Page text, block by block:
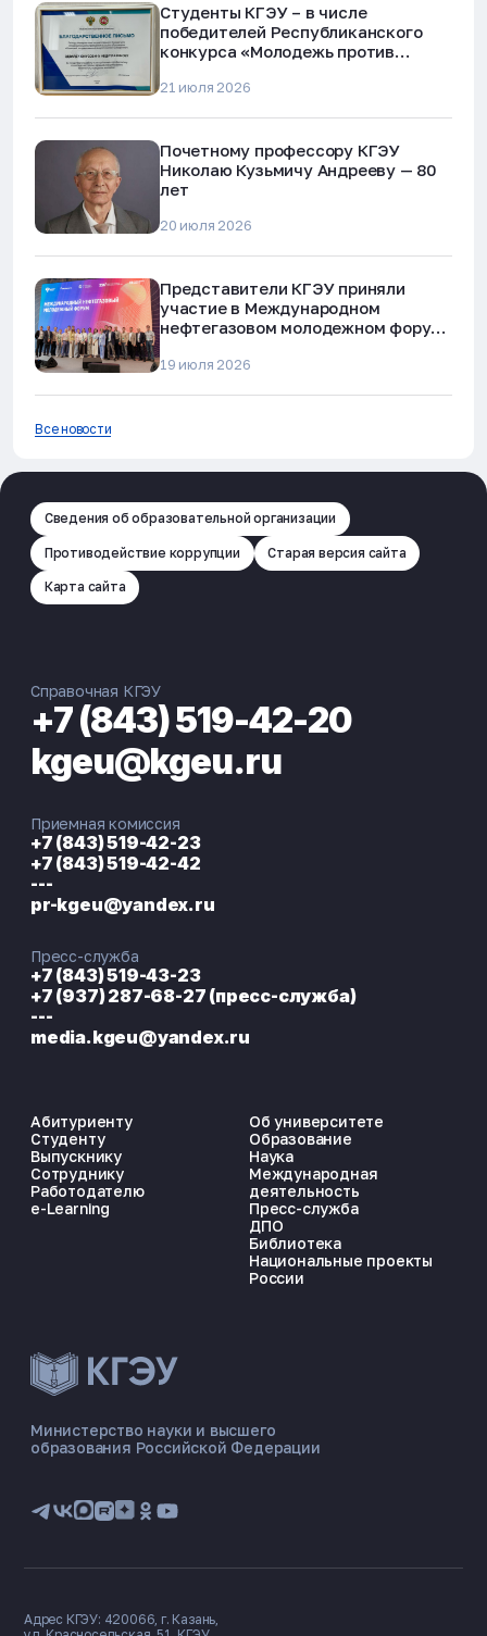
ЭНЕРГОКОД — ПОМОЩНИК КГЭУ
📋 Приёмная комиссия
🏠 Общежитие
Студенты КГЭУ – в числе
победителей Республиканского
конкурса «Молодежь против
мошенничества»
21 июля 2026
Почетному профессору КГЭУ
Николаю Кузьмичу Андрееву — 80
лет
20 июля 2026
Представители КГЭУ приняли
участие в Международном
нефтегазовом молодежном форуме
19 июля 2026
Все новости
Сведения об образовательной организации
Противодействие коррупции Старая версия сайта
Карта сайта
Министерство науки и высшего
образования Российской Федерации
Абитуриенту
Студенту
Выпускнику
Сотруднику
Работодателю
e-Learning
Об университете
Образование
Наука
Международная
деятельность
Пресс-служба
ДПО
Библиотека
Национальные проекты
России
Справочная КГЭУ
+7 (843) 519-42-20
kgeu@kgeu.ru
Приемная комиссия
+7 (843) 519-42-23
+7 (843) 519-42-42
---
pr-kgeu@yandex.ru
Пресс-служба
+7 (843) 519-43-23
+7 (937) 287-68-27 (пресс-служба)
---
media.kgeu@yandex.ru
Адрес КГЭУ: 420066, г. Казань,